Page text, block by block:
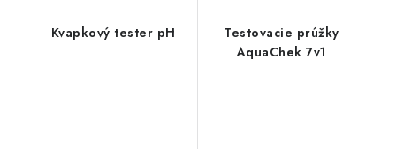
Kvapkový tester pH
Testovacie prúžky
AquaChek 7v1